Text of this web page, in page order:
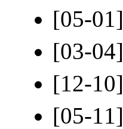
[05-01]
[03-04]
[12-10]
[05-11]